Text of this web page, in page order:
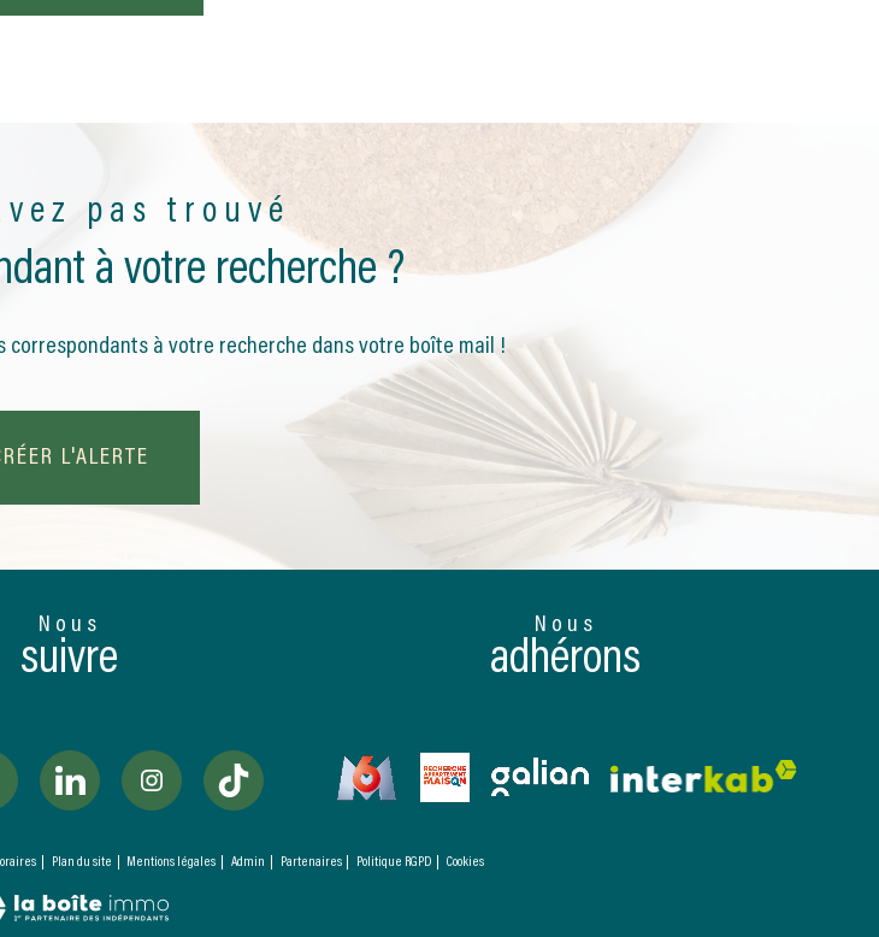
pas trouvé
à votre recherche ?
correspondants à votre recherche dans votre boîte mail !
L'ALERTE
Nous
suivre
Nous
adhérons
Plan du site Mentions légales Admin Partenaires Politique RGPD Cookies